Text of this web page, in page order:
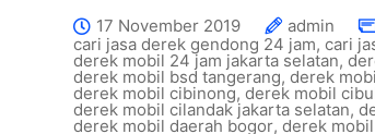
17 November 2019 admin
cari jasa derek gendong 24 jam, cari
derek mobil 24 jam jakarta selatan,
derek mobil bsd tangerang, derek
derek mobil cibinong, derek mobil
derek mobil cilandak jakarta selatan,
derek mobil daerah bogor, derek